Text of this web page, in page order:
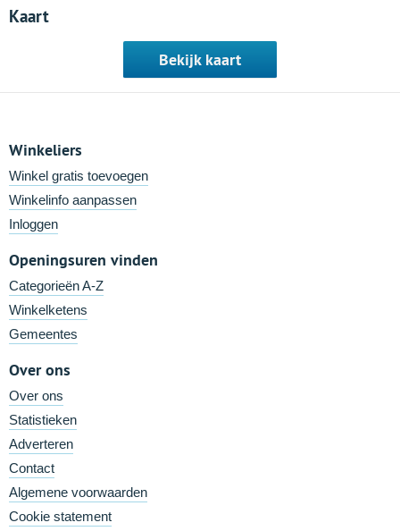
Kaart
Bekijk kaart
Winkeliers
Winkel gratis toevoegen
Winkelinfo aanpassen
Inloggen
Openingsuren vinden
Categorieën A-Z
Winkelketens
Gemeentes
Over ons
Over ons
Statistieken
Adverteren
Contact
Algemene voorwaarden
Cookie statement